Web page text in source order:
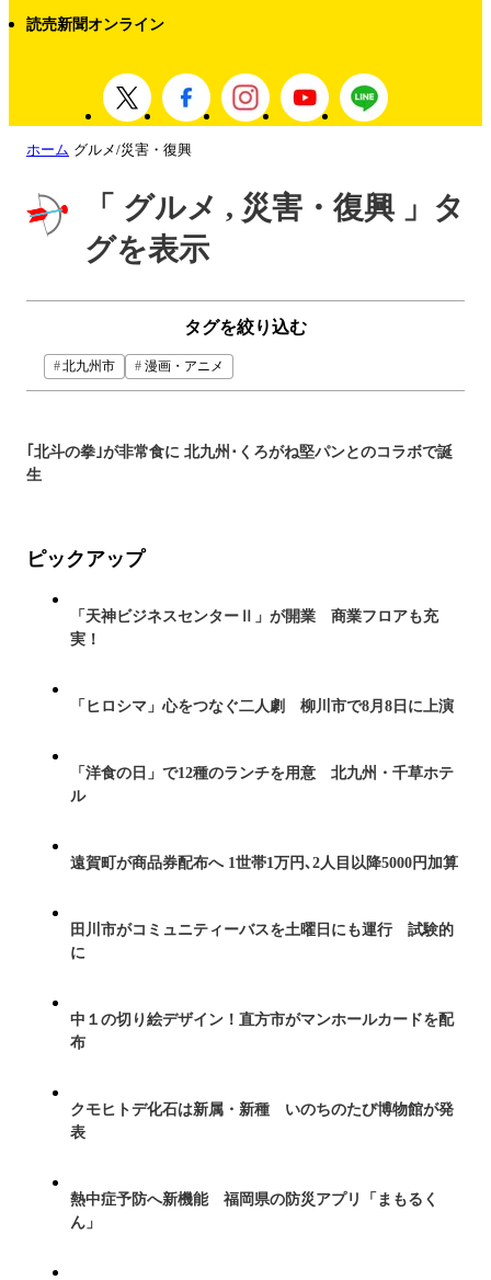
読売新聞オンライン
ホーム グルメ/災害・復興
「 グルメ , 災害・復興 」タ
グを表示
タグを絞り込む
北九州市 漫画・アニメ
｢北斗の拳｣が非常食に 北九州･くろがね堅パンとのコラボで誕
生
ピックアップ
「天神ビジネスセンターⅡ」が開業 商業フロアも充
実！
「ヒロシマ」心をつなぐ二人劇 柳川市で8月8日に上演
「洋食の日」で12種のランチを用意 北九州・千草ホテ
ル
遠賀町が商品券配布へ 1世帯1万円､2人目以降5000円加算
田川市がコミュニティーバスを土曜日にも運行 試験的
に
中１の切り絵デザイン！直方市がマンホールカードを配
布
クモヒトデ化石は新属・新種 いのちのたび博物館が発
表
熱中症予防へ新機能 福岡県の防災アプリ「まもるく
ん」